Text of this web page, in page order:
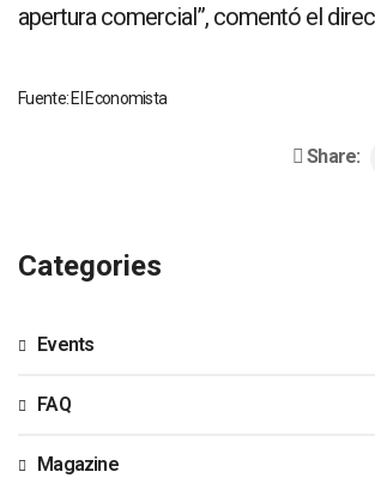
apertura comercial”, comentó el
Fuente: El Economista
Share:
Categories
Events
FAQ
Magazine